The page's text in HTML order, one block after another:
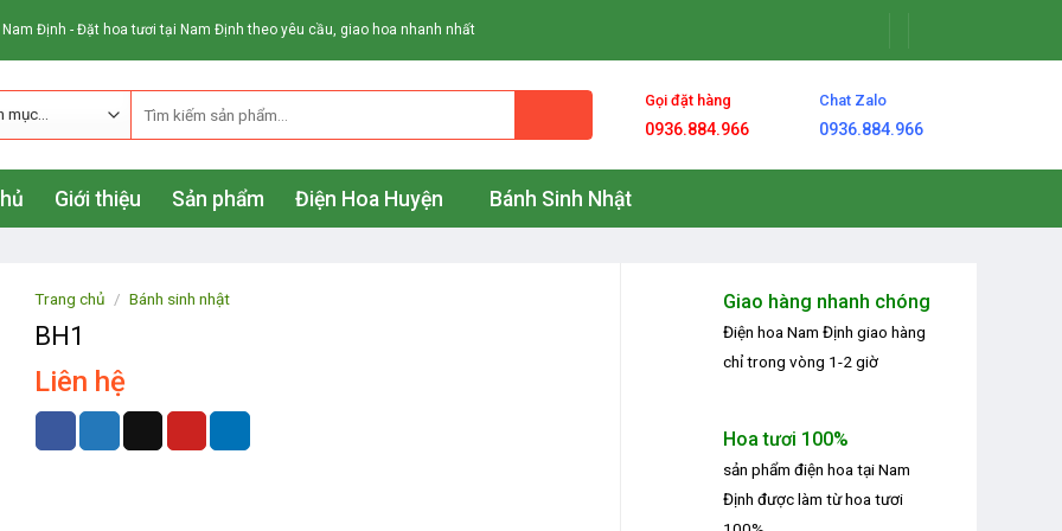
Định - Đặt hoa tươi tại Nam Định theo yêu cầu, giao hoa nhanh nhất
Gọi đặt hàng
0936.884.966
Chat Zalo
0936.884.966
Giới thiệu Sản phẩm Điện Hoa Huyện Bánh Sinh Nhật
Giao hàng nhanh chóng
Điện hoa Nam Định giao hàng
chỉ trong vòng 1-2 giờ
Hoa tươi 100%
sản phẩm điện hoa tại Nam
Định được làm từ hoa tươi
Trang chủ / Bánh sinh nhật
BH1
Liên hệ